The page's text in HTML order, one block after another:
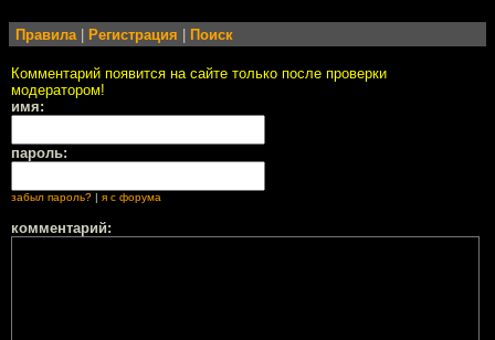
Правила Регистрация Поиск
Комментарий появится на сайте только после проверки
модератором!
имя:
пароль:
забыл пароль? | я с форума
комментарий: